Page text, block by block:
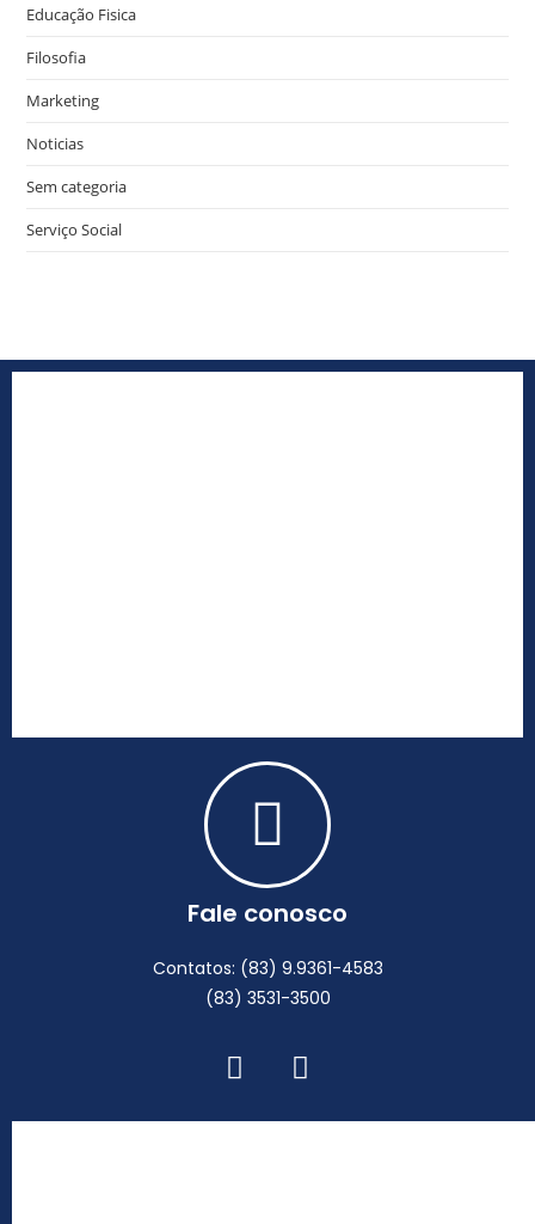
Educação Fisica
Filosofia
Marketing
Noticias
Sem categoria
Serviço Social
Fale conosco
Contatos: (83) 9.9361-4583
(83) 3531-3500